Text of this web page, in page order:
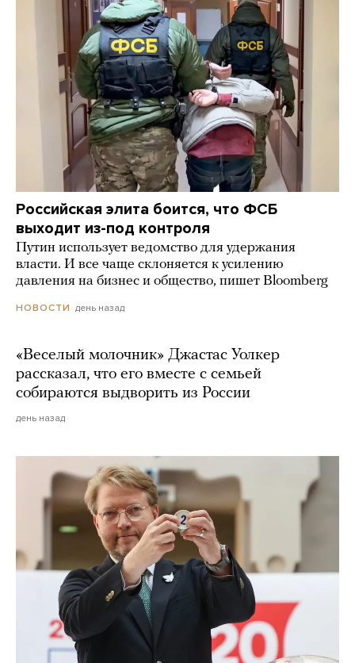
Российская элита боится, что ФСБ
выходит из-под контроля
Путин использует ведомство для удержания
власти. И все чаще склоняется к усилению
давления на бизнес и общество, пишет Bloomberg
НОВОСТИ день назад
«Веселый молочник» Джастас Уолкер
рассказал, что его вместе с семьей
собираются выдворить из России
день назад